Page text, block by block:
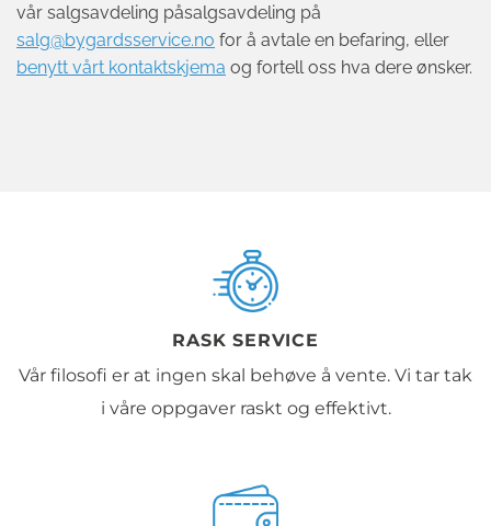
vår salgsavdeling påsalgsavdeling på
salg@bygardsservice.no for å avtale en befaring, eller
benytt vårt kontaktskjema og fortell oss hva dere ønsker.
RASK SERVICE
Vår filosofi er at ingen skal behøve å vente. Vi tar tak
i våre oppgaver raskt og effektivt.